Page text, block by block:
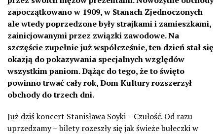
zapoczątkowano w 1909, w Stanach Zjednoczonych
ale wtedy poprzedzone były strajkami i zamieszkami,
zainicjowanymi przez związki zawodowe. Na
szczęście zupełnie już współcześnie, ten dzień stał się
okazją do pokazywania specjalnych względów
wszystkim paniom. Dążąc do tego, że to święto
powinno trwać cały rok, Dom Kultury rozszerzył
obchody do trzech dni.
Już dziś koncert Stanisława Soyki – Czułość. Od razu
uprzedzamy – bilety rozeszły się jak świeże bułeczki w